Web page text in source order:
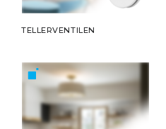
TELLERVENTILEN